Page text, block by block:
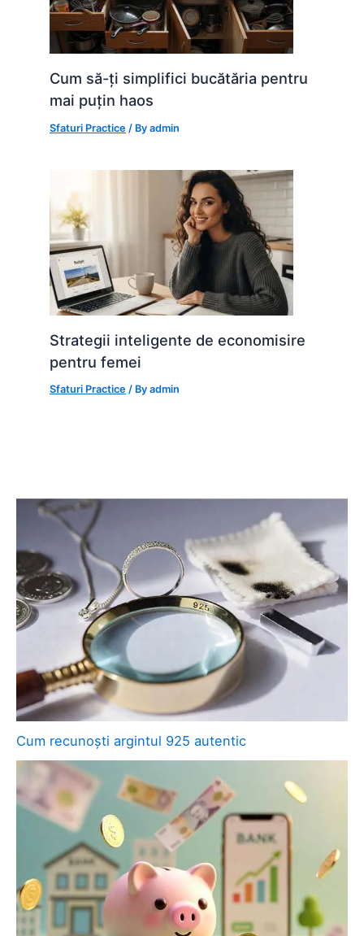
Cum să-ți simplifici bucătăria pentru
mai puțin haos
Sfaturi Practice / Byadmin
Strategii inteligente de economisire
pentru femei
Sfaturi Practice / Byadmin
Cum recunoști argintul 925 autentic